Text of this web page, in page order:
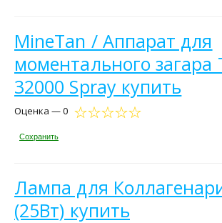
MineTan / Аппарат для
моментального загара
32000 Spray купить
Оценка — 0
Сохранить
Лампа для
(25Вт) купить